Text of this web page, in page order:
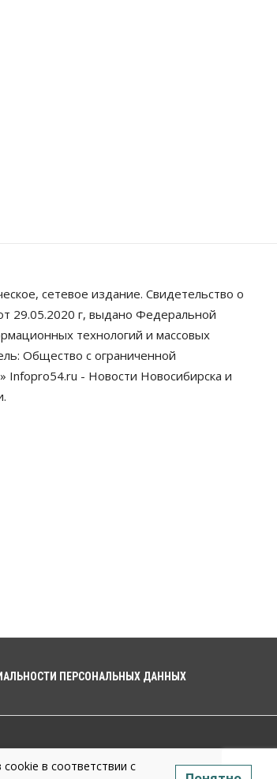
Бизнес Недвижимость Общество
Новосибирцы стали
упрощенной схеме
07 Августа 2026, 16:00
семьям вручили сертификаты на
покупку автомобилей
Треть автовладельцев в
Новосибирской области
«поставили машины на прикол»
сетевое издание. Свидетельство о
29.05.2020 г, выдано Федеральной
технологий и массовых
Общество с ограниченной
Infopro54.ru - Новости Новосибирска и
ПЕРСОНАЛЬНЫХ ДАННЫХ
в соответствии с